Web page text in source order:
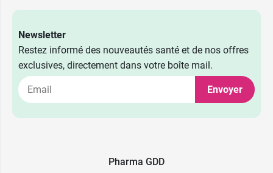
Newsletter
Restez informé des nouveautés santé et de nos offres
exclusives, directement dans votre boîte mail.
Envoyer
Pharma GDD